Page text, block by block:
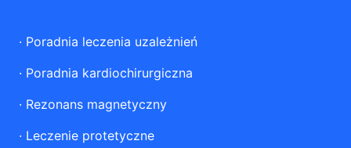
· Poradnia leczenia uzależnień
· Poradnia kardiochirurgiczna
· Rezonans magnetyczny
· Leczenie protetyczne